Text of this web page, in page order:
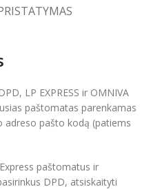
LP EXPRESS ir OMNIVA
paštomatas parenkamas
pašto kodą (patiems
paštomatus ir
DPD, atsiskaityti